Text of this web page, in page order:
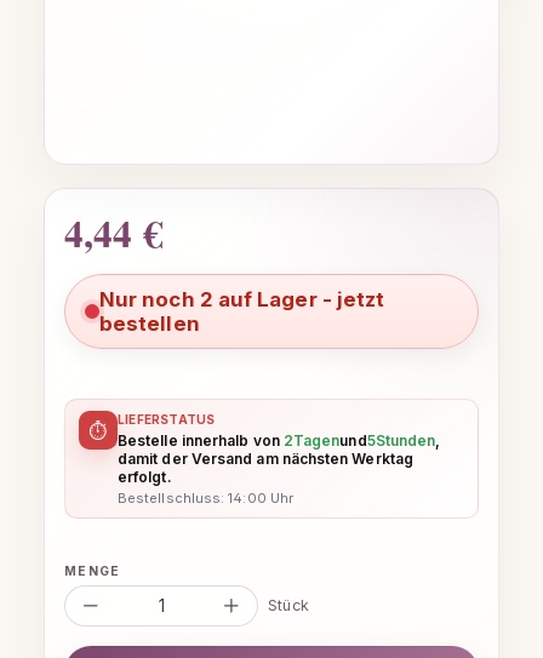
Regulärer Preis:
4,44 €
Nur noch 2 auf Lager - jetzt
bestellen
⏱ LIEFERSTATUS
Bestelle innerhalb von 2Tagenund5Stunden,
damit der Versand am nächsten Werktag
erfolgt.
Bestellschluss: 14:00 Uhr
Produkt Anzahl: Gib den
Stück